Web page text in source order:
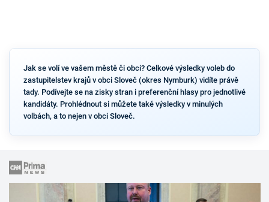
Jak se volí ve vašem městě či obci? Celkové výsledky voleb do
zastupitelstev krajů v obci Sloveč (okres Nymburk) vidíte právě
tady. Podívejte se na zisky stran i preferenční hlasy pro jednotlivé
kandidáty. Prohlédnout si můžete také výsledky v minulých
volbách, a to nejen v obci Sloveč.